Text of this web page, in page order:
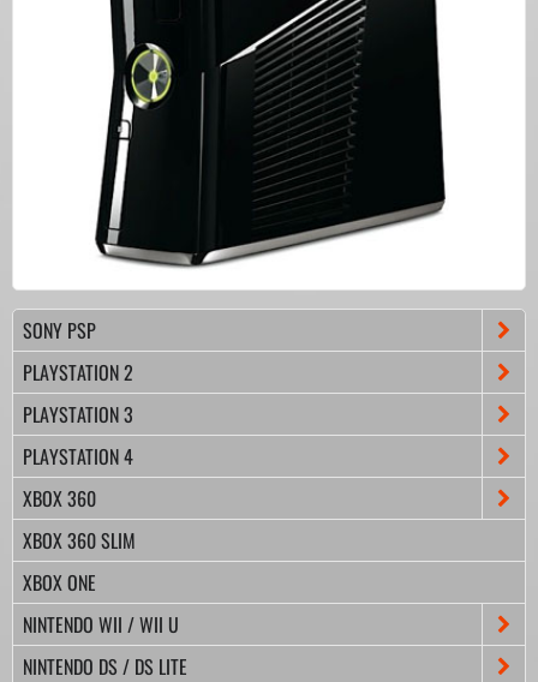
SONY PSP
PLAYSTATION 2
PLAYSTATION 3
PLAYSTATION 4
XBOX 360
XBOX 360 SLIM
XBOX ONE
NINTENDO WII / WII U
NINTENDO DS / DS LITE